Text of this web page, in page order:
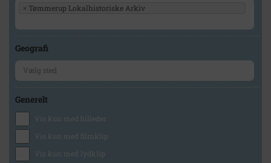
× Tømmerup Lokalhistoriske Arkiv
Geografi
Generelt
Vis kun med billeder
Vis kun med filmklip
Vis kun med lydklip